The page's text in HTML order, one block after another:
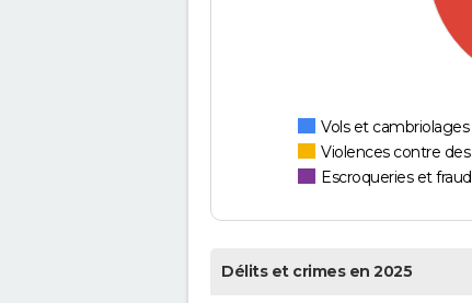
Vols et cambriolages
Violences contre
Escroqueries et
Délits et crimes en 2025